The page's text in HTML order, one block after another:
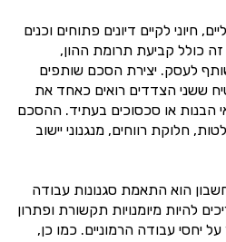
חיוני לקיים דיונים פתוחים וכנים
זה כולל קביעת תרומת ההון,
לעסק. יצירת הסכם שותפים
ששני הצדדים רואים כאחד את
הבנות או סכסוכים בעתיד. ההסכם
חלוקת רווחים, מנגנוני יישוב
הוא התאמת סגנונות עבודה
להיות מיומנויות תקשורת ופתרון
יחסי עבודה הרמוניים. כמו כן,